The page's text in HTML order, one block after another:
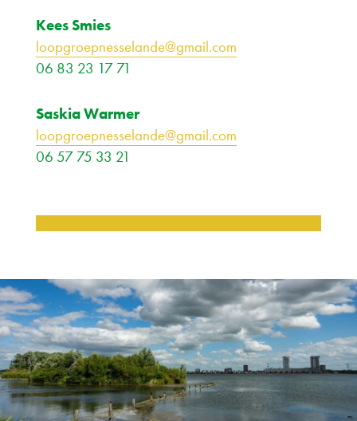
Kees Smies
loopgroepnesselande@gmail.com
06 83 23 17 71
Saskia Warmer
loopgroepnesselande@gmail.com
06 57 75 33 21